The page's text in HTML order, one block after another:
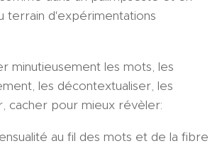
terrain d'expérimentations
minutieusement les mots, les
les décontextualiser, les
cacher pour mieux révèler:
au fil des mots et de la fibre